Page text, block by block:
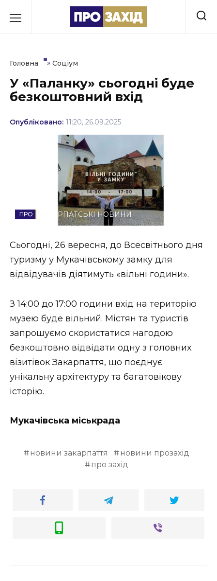
до
Культура
Освіта
Політика
Стиль життя
Втрачений Ужгород
Втрачений Ужгород (відеоверсія)
ЗАКАРПАТСЬКІ НОВИНИ
НОВИНИ ЗАХІДНОЇ УКРАЇНИ
Головна » Соціум
У «Паланку» сьогодні буде
безкоштовний вхід
Опубліковано: 11:20, 26.09.2025
ЗАКАРПАТСЬКІ НОВИНИ
Сьогодні, 26 вересня, до Всесвітнього дня
туризму у Мукачівському замку для
відвідувачів діятимуть «вільні години».
З 14:00 до 17:00 години вхід на територію
музею буде вільний. Містян та туристів
запрошуємо скористатися нагодою
безкоштовно відвідати одну з головних
візитівок Закарпаття, що поєднує
унікальну архітектуру та багатовікову
історію.
Мукачівська міськрада
новини закарпаття
новини прозахід
про захід